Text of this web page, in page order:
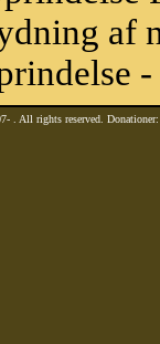
af
. All rights reserved.